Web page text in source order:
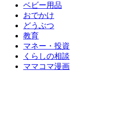
ベビー用品
おでかけ
どうぶつ
教育
マネー・投資
くらしの相談
ママコマ漫画